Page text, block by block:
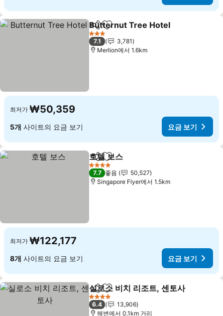
공유 즐겨찾기에 추가
Butternut Tree Hotel
3 성급
7.1
3,781
Merlion에서 1.6km
최저가 ₩50,359
5개 사이트의 요금 보기 요금 보기
공유 즐겨찾기에 추가
호텔 보스
4 성급
7.7 좋음
50,527
Singapore Flyer에서 1.5km
최저가 ₩122,177
8개 사이트의 요금 보기 요금 보기
공유 즐겨찾기에 추가
실로소 비치 리조트, 센토사
4 성급
6.4
13,906
해변에서 0.1km 거리